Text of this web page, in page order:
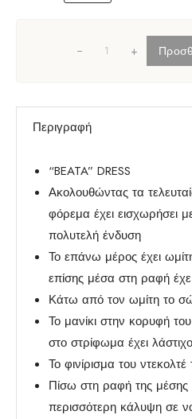
+
Περιγραφή
“BEATA” DRESS
Ακολουθώντας τα
φόρεμα έχει εισχωρήσει
πολυτελή ένδυση
Το επάνω μέρος έχει
επίσης μέσα στη ραφή
Κάτω από τον ωμίτη το
Το μανίκι στην κορυφή
στο στρίφωμα έχει λάστιχο
Το φινίρισμα του
Πίσω στη ραφή της μέσης
περισσότερη κάλυψη σε